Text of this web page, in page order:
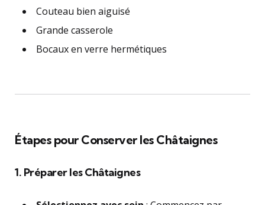
Couteau bien aiguisé
Grande casserole
Bocaux en verre hermétiques
Étapes pour Conserver les Châtaignes
1. Préparer les Châtaignes